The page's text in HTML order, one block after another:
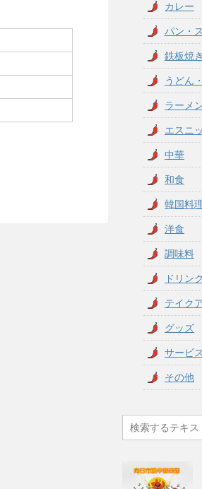
カレー
パン・
鉄板焼
うどん
ラーメ
エスニ
中華
和食
韓国料
洋食
調味料
ドリン
テイク
グッズ
サービス
その他